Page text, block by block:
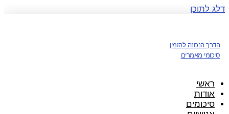
דלג לתוכן
הדרך הנכונה להזמין
סיכומי מאמרים
ראשי
אודות
סיכומים